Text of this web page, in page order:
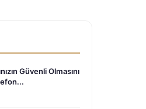
Güvenli Olmasını